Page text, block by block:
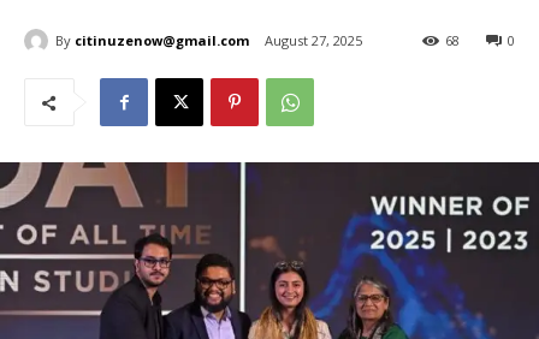
By citinuzenow@gmail.com August 27, 2025 0
68